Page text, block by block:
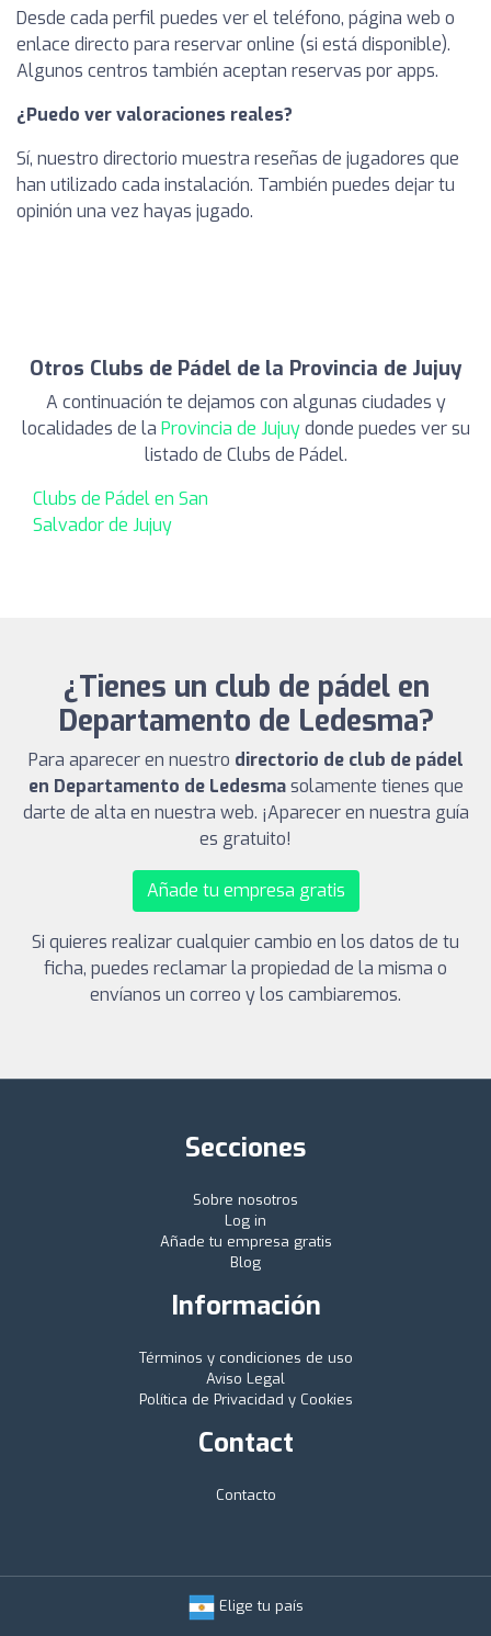
Desde cada perfil puedes ver el teléfono, página web o
enlace directo para reservar online (si está disponible).
Algunos centros también aceptan reservas por apps.
¿Puedo ver valoraciones reales?
Sí, nuestro directorio muestra reseñas de jugadores que
han utilizado cada instalación. También puedes dejar tu
opinión una vez hayas jugado.
Otros Clubs de Pádel de la Provincia de Jujuy
A continuación te dejamos con algunas ciudades y
localidades de la Provincia de Jujuydonde puedes ver su
listado de Clubs de Pádel.
Clubs de Pádel en San
Salvador de Jujuy
¿Tienes un club de pádel en
Departamento de Ledesma?
Para aparecer en nuestro directorio de club de pádel
en Departamento de Ledesmasolamente tienes que
darte de alta en nuestra web. ¡Aparecer en nuestra guía
es gratuito!
Añade tu empresa gratis
Si quieres realizar cualquier cambio en los datos de tu
ficha, puedes reclamar la propiedad de la misma o
envíanos un correo y los cambiaremos.
Secciones
Sobre nosotros
Log in
Añade tu empresa gratis
Blog
Información
Términos y condiciones de uso
Aviso Legal
Política de Privacidad y Cookies
Contact
Contacto
Elige tu país